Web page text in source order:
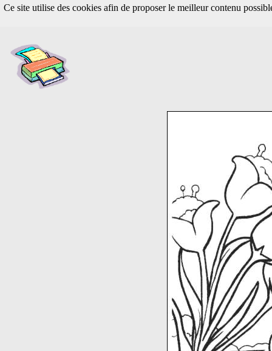
Ce site utilise des cookies afin de proposer le meilleur contenu